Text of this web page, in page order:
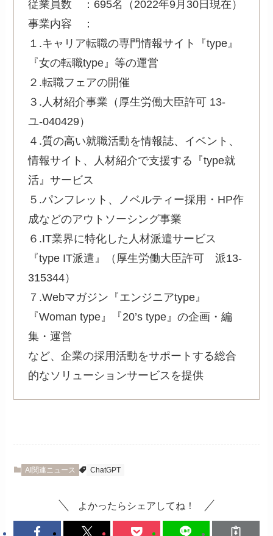
従業員数 ：695名（2022年9月30日現在）
事業内容 ：
１.キャリア転職の専門情報サイト『type』
『女の転職type』等の運営
２.転職フェアの開催
３.人材紹介事業（厚生労働大臣許可 13-
ユ-040429）
４.質の高い就職活動を情報誌、イベント、
情報サイト、人材紹介で支援する『type就
活』サービス
５.パンフレット、ノベルティー採用・HP作
成などのアウトソーシング事業
６.IT業界に特化した人材派遣サービス
『type IT派遣』（厚生労働大臣許可 派13-
315344）
７.Webマガジン『エンジニアtype』
『Woman type』『20’s type』の企画・編
集・運営
など、企業の採用活動をサポートする総合
的なソリューションサービスを提供
AI関連ニュース ChatGPT
よかったらシェアしてね！